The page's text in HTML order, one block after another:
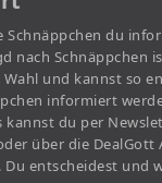
Schnäppchen du
nach Schnäppchen
und kannst so
informiert
kannst du per
über die DealGott
Du entscheidest und